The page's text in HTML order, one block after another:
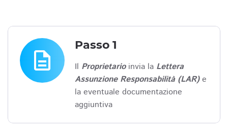
description
Passo 1
Il Proprietarioinvia la Lettera
Assunzione Responsabilità (LAR)e
la eventuale documentazione
aggiuntiva